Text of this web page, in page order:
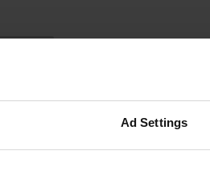
Ad Settings